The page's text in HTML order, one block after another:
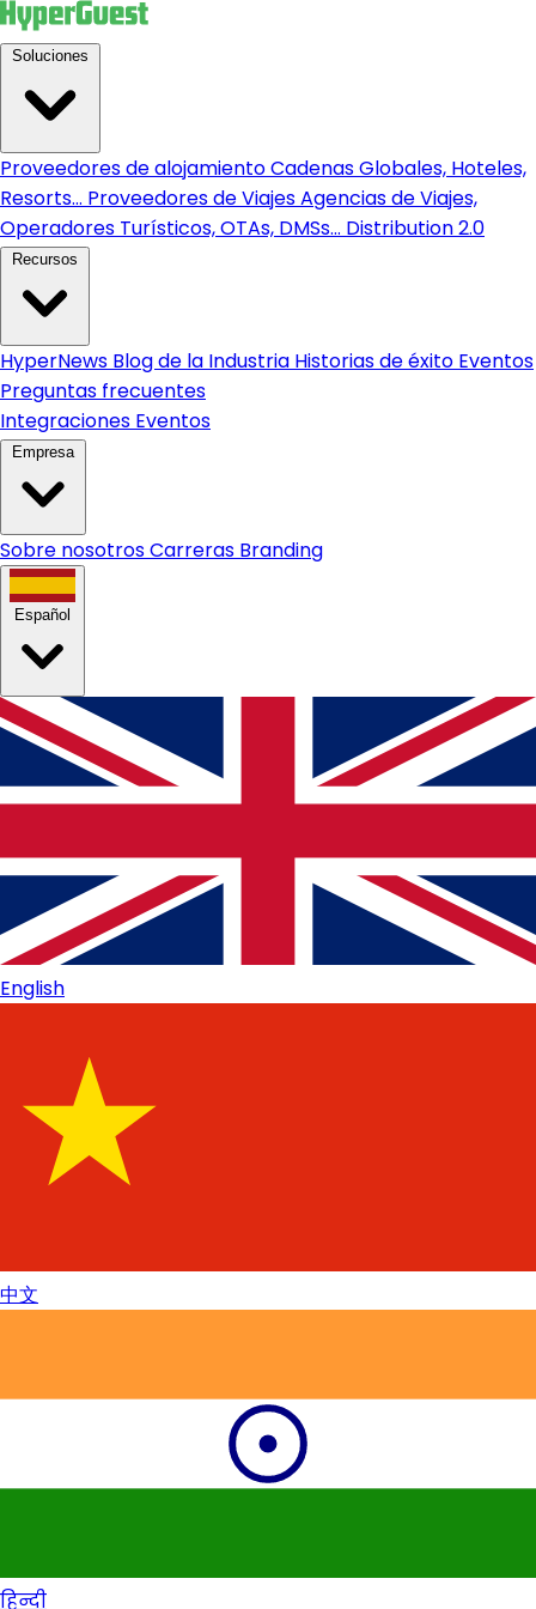
Proveedores de alojamientoCadenas Globales, Hoteles,
Resorts... Proveedores de ViajesAgencias de Viajes,
Operadores Turísticos, OTAs, DMSs... Distribution 2.0
HyperNews Blog de la Industria Historias de éxito Eventos
Preguntas frecuentes
Integraciones Eventos
Empresa
Sobre nosotrosCarreras Branding
Español
English
中文
हिन्दी